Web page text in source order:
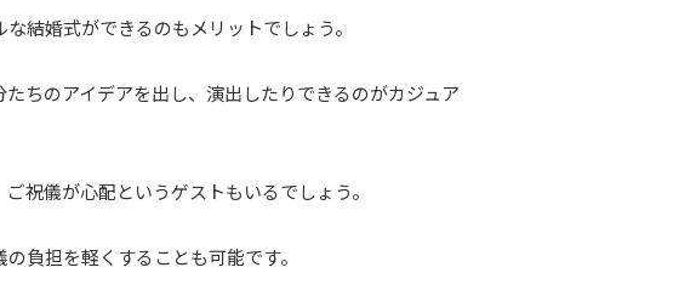
結婚式ができるのもメリットでしょう。
ちのアイデアを出し、演出したりできるのがカジュア
祝儀が心配というゲストもいるでしょう。
負担を軽くすることも可能です。